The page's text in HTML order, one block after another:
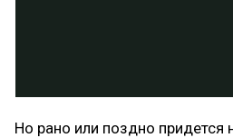
Но рано или поздно придется